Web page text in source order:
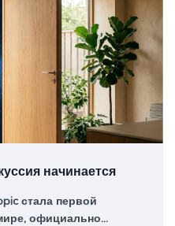
начинается
стала первой
официально